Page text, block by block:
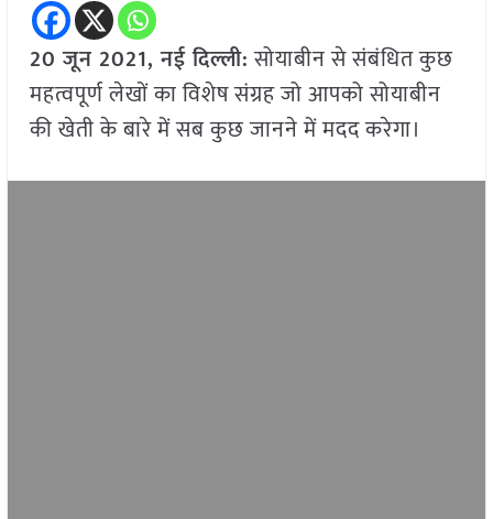
20 जून 2021, नई दिल्ली:सोयाबीन से संबंधित कुछ
महत्वपूर्ण लेखों का विशेष संग्रह जो आपको सोयाबीन
की खेती के बारे में सब कुछ जानने में मदद करेगा।